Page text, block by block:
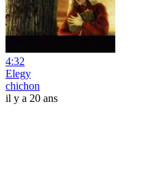
4:32
Elegy
chichon
il y a 20 ans